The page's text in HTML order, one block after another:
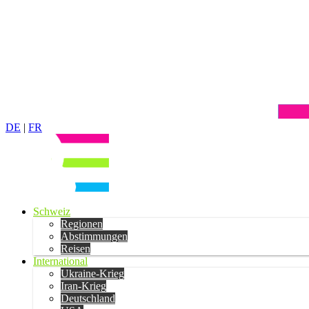
DE | FR
Schweiz
Regionen
Abstimmungen
Reisen
International
Ukraine-Krieg
Iran-Krieg
Deutschland